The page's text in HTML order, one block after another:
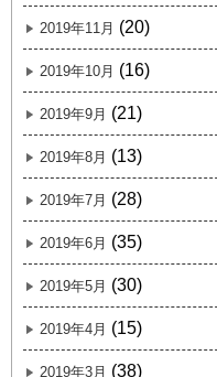
2019年11月 (20)
2019年10月 (16)
2019年9月 (21)
2019年8月 (13)
2019年7月 (28)
2019年6月 (35)
2019年5月 (30)
2019年4月 (15)
2019年3月 (38)